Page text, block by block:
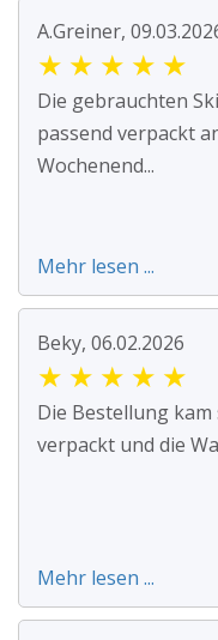
A.Greiner,
★ ★ ★ ★ ★
Die gebrauchten
passend verpackt
Wochenend...
Mehr lesen ...
Beky, 06.02.2026
★ ★ ★ ★ ★
Die Bestellung
verpackt und die
Mehr lesen ...